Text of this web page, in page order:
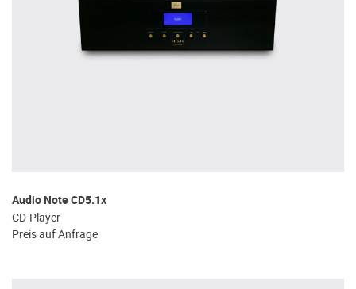
Audio Note CD5.1x
CD-Player
Preis auf Anfrage